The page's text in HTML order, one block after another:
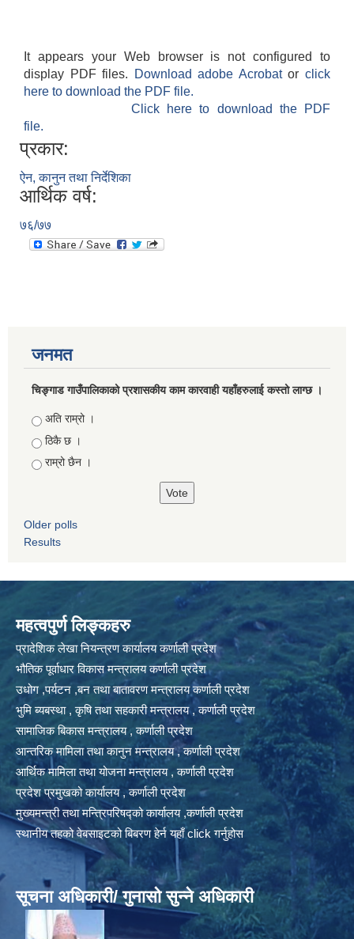
It appears your Web browser is not configured to
display PDF files.
Download adobe Acrobatorclick
here to download the PDF file.
Click here to download the PDF
file.
प्रकार:
ऐन, कानुन तथा निर्देशिका
आर्थिक वर्ष:
७६/७७
जनमत
चिङ्गाड गाउँपालिकाको प्रशासकीय काम कारवाही यहाँहरुलाई कस्तो लाग्छ ।
Choices
अति राम्रो ।
ठिकै छ ।
राम्रो छैन ।
Older polls
Results
महत्वपुर्ण लिङ्कहरु
प्रादेशिक लेखा नियन्त्रण कार्यालय कर्णाली प्रदेश
भौतिक पूर्वाधार विकास मन्त्रालय कर्णाली प्रदेश
उधोग ,पर्यटन ,बन तथा बातावरण मन्त्रालय कर्णाली प्रदेश
भुमि ब्यबस्था , कृषि तथा सहकारी मन्त्रालय , कर्णाली प्रदेश
सामाजिक बिकास मन्त्रालय , कर्णाली प्रदेश
आन्तरिक मामिला तथा कानुन मन्त्रालय , कर्णाली प्रदेश
आर्थिक मामिला तथा योजना मन्त्रालय , कर्णाली प्रदेश
प्रदेश प्रमुखको कार्यालय , कर्णाली प्रदेश
मुख्यमन्त्री तथा मन्त्रिपरिषद्को कार्यालय ,कर्णाली प्रदेश
स्थानीय तहको वेबसाइटको बिबरण हेर्न यहाँ click गर्नुहोस
सूचना अधिकारी/ गुनासो सुन्ने अधिकारी